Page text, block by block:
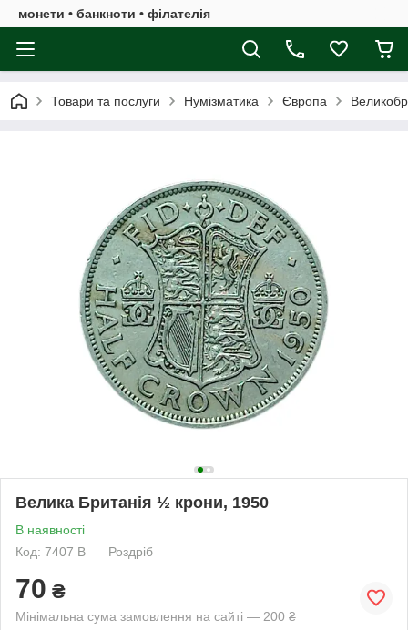
монети • банкноти • філателія
Товари та послуги Нумізматика Європа
Велика Британія ½ крони, 1950
В наявності
Код: 7407 B
Роздріб
70 ₴
Мінімальна сума замовлення на сайті — 200 ₴